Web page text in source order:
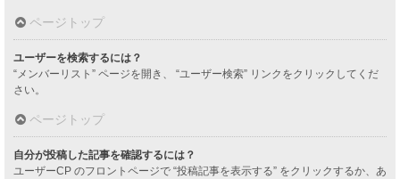
ページトップ
ユーザーを検索するには？
“メンバーリスト” ページを開き、 “ユーザー検索” リンクをクリックしてくだ
さい。
ページトップ
自分が投稿した記事を確認するには？
ユーザーCP のフロントページで “投稿記事を表示する” をクリックするか、あ